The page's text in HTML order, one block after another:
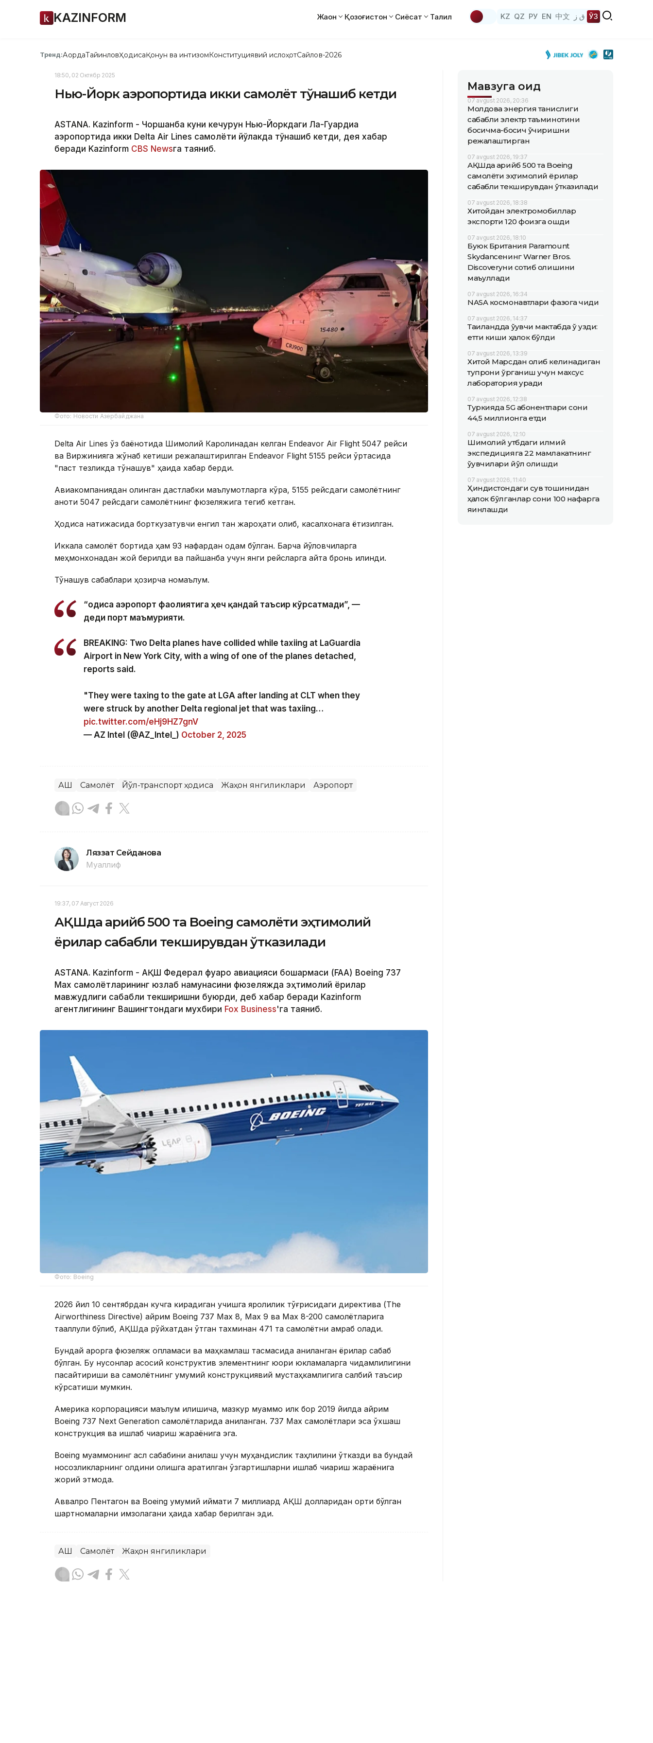
KAZINFORM Жаҳон Қозоғистон Сиёсат Таҳлил KZ QZ РУ EN 中文 ق ز ЎЗ
Тренд:АқордаТайинловҲодисаҚонун ва интизомКонституциявий ислоҳотСайлов-2026
18:50, 02 Октябр 2025
Нью-Йорк аэропортида икки самолёт тўқнашиб кетди
ASTANA. Kazinform - Чоршанба куни кечқурун Нью-Йоркдаги Ла-Гуардиа
аэропортида икки Delta Air Lines самолёти йўлакда тўқнашиб кетди, дея хабар
беради Kazinform CBS Newsга таяниб.
Фото: Новости Азербайджана
Delta Air Lines ўз баёнотида Шимолий Каролинадан келган Endeavor Air Flight 5047 рейси
ва Виржинияга жўнаб кетиши режалаштирилган Endeavor Flight 5155 рейси ўртасида
"паст тезликда тўқнашув" ҳақида хабар берди.
Авиакомпаниядан олинган дастлабки маълумотларга кўра, 5155 рейсдаги самолётнинг
қаноти 5047 рейсдаги самолётнинг фюзеляжига тегиб кетган.
Ҳодиса натижасида борткузатувчи енгил тан жароҳати олиб, касалхонага ётқизилган.
Иккала самолёт бортида ҳам 93 нафардан одам бўлган. Барча йўловчиларга
меҳмонхонадан жой берилди ва пайшанба учун янги рейсларга қайта бронь қилинди.
Тўқнашув сабаблари ҳозирча номаълум.
“Ҳодиса аэропорт фаолиятига ҳеч қандай таъсир кўрсатмади”, —
деди порт маъмурияти.
BREAKING: Two Delta planes have collided while taxiing at LaGuardia
Airport in New York City, with a wing of one of the planes detached,
reports said.
"They were taxing to the gate at LGA after landing at CLT when they
were struck by another Delta regional jet that was taxiing…
pic.twitter.com/eHj9HZ7gnV
— AZ Intel (@AZ_Intel_) October 2, 2025
АҚШ Самолёт Йўл-транспорт ҳодиса Жаҳон янгиликлари Аэропорт
Ляззат Сейданова
Муаллиф
19:37, 07 Август 2026
АҚШда қарийб 500 та Boeing самолёти эҳтимолий
ёриқлар сабабли текширувдан ўтказилади
ASTANA. Kazinform - АҚШ Федерал фуқаро авиацияси бошқармаси (FAA) Boeing 737
Max самолётларининг юзлаб намунасини фюзеляжда эҳтимолий ёриқлар
мавжудлиги сабабли текширишни буюрди, деб хабар беради Kazinform
агентлигининг Вашингтондаги мухбири Fox Business'га таяниб.
Фото: Boeing
2026 йил 10 сентябрдан кучга кирадиган учишга яроқлилик тўғрисидаги директива (The
Airworthiness Directive) айрим Boeing 737 Max 8, Max 9 ва Max 8-200 самолётларига
тааллуқли бўлиб, АҚШда рўйхатдан ўтган тахминан 471 та самолётни қамраб олади.
Бундай қарорга фюзеляж қопламаси ва маҳкамлаш тасмасида аниқланган ёриқлар сабаб
бўлган. Бу нуқсонлар асосий конструктив элементнинг юқори юкламаларга чидамлилигини
пасайтириши ва самолётнинг умумий конструкциявий мустаҳкамлигига салбий таъсир
кўрсатиши мумкин.
Америка корпорацияси маълум қилишича, мазкур муаммо илк бор 2019 йилда айрим
Boeing 737 Next Generation самолётларида аниқланган. 737 Max самолётлари эса ўхшаш
конструкция ва ишлаб чиқариш жараёнига эга.
Boeing муаммонинг асл сабабини аниқлаш учун муҳандислик таҳлилини ўтказди ва бундай
носозликларнинг олдини олишга қаратилган ўзгартишларни ишлаб чиқариш жараёнига
жорий этмоқда.
Аввалроқ Пентагон ва Boeing умумий қиймати 7 миллиард АҚШ долларидан ортиқ бўлган
шартномаларни имзолагани ҳақида хабар берилган эди.
АҚШ Самолёт Жаҳон янгиликлари
Мавзуга оид
07 avgust 2026, 20:36
Молдова энергия танқислиги
сабабли электр таъминотини
босқичма-босқич ўчиришни
режалаштирган
07 avgust 2026, 19:37
АҚШда қарийб 500 та Boeing
самолёти эҳтимолий ёриқлар
сабабли текширувдан ўтказилади
07 avgust 2026, 18:38
Хитойдан электромобиллар
экспорти 120 фоизга ошди
07 avgust 2026, 18:10
Буюк Британия Paramount
Skydanceнинг Warner Bros.
Discoveryни сотиб олишини
маъқуллади
07 avgust 2026, 16:34
NASA космонавтлари фазога чиқди
07 avgust 2026, 14:37
Таиландда ўқувчи мактабда ўқ узди:
етти киши ҳалок бўлди
07 avgust 2026, 13:39
Хитой Марсдан олиб келинадиган
тупроқни ўрганиш учун махсус
лаборатория қуради
07 avgust 2026, 12:38
Туркияда 5G абонентлари сони
44,5 миллионга етди
07 avgust 2026, 12:10
Шимолий қутбдаги илмий
экспедицияга 22 мамлакатнинг
ўқувчилари йўл олишди
07 avgust 2026, 11:40
Ҳиндистондаги сув тошқинидан
ҳалок бўлганлар сони 100 нафарга
яқинлашди